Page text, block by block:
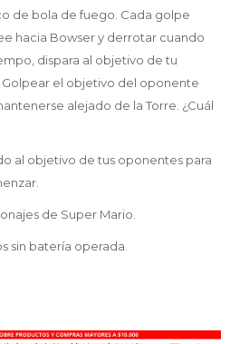
de bola de fuego. Cada golpe
hacia Bowser y derrotar cuando
dispara al objetivo de tu
el objetivo del oponente
alejado de la Torre. ¿Cuál
al objetivo de tus oponentes para
de Super Mario.
sin batería operada.